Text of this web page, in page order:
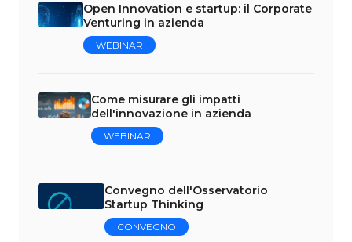
Open Innovation e startup: il Corporate
Venturing in azienda
WEBINAR
Come misurare gli impatti
dell'innovazione in azienda
WEBINAR
Convegno dell'Osservatorio
Startup Thinking
CONVEGNO